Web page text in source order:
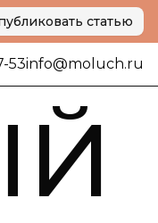
статью
53info@moluch.ru